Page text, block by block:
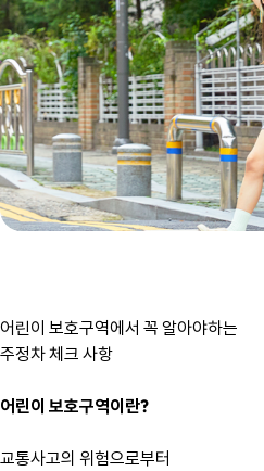
어린이 보호구역에서 꼭 알아야하는
주정차 체크 사항
어린이 보호구역이란?
교통사고의 위험으로부터